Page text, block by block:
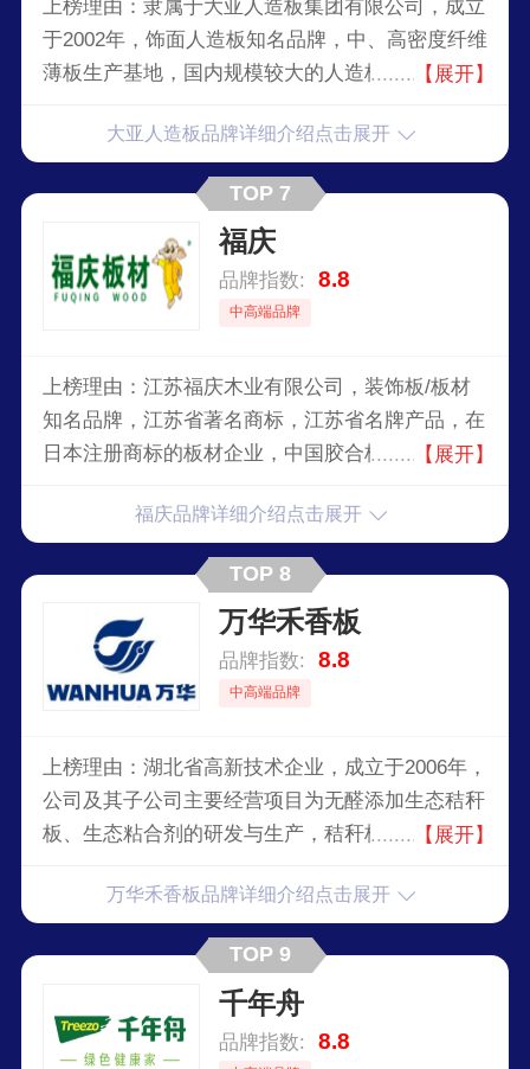
上榜理由：隶属于大亚人造板集团有限公司，成立
于2002年，饰面人造板知名品牌，中、高密度纤维
薄板生产基地，国内规模较大的人造板生产企业，
板、强化地板、三层实木复合地板、高档家具等。
公司深入贯彻绿色发展的基本理念，积极推进国土
绿化，坚持以保护生态为原则，发展现代林业。
【展开】
大亚人造板品牌详细介绍点击展开
TOP 7
福庆
品牌指数: 8.8
中高端品牌
上榜理由：江苏福庆木业有限公司，装饰板/板材
知名品牌，江苏省著名商标，江苏省名牌产品，在
日本注册商标的板材企业，中国胶合板协会执行会
【展开】
福庆品牌详细介绍点击展开
TOP 8
万华禾香板
品牌指数: 8.8
中高端品牌
上榜理由：湖北省高新技术企业，成立于2006年，
公司及其子公司主要经营项目为无醛添加生态秸秆
板、生态粘合剂的研发与生产，秸秆板材成套设备
与制造，大家居行业智能化信息化整体解决方案的
【展开】
万华禾香板品牌详细介绍点击展开
TOP 9
千年舟
品牌指数: 8.8